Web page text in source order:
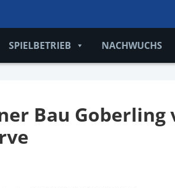
SPIELBETRIEB NACHWUCHS
Bau Goberling